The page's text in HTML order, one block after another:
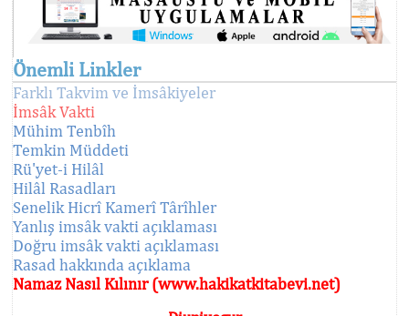
Önemli Linkler
Farklı Takvim ve İmsâkiyeler
İmsâk Vakti
Mühim Tenbîh
Temkin Müddeti
Rü'yet-i Hilâl
Hilâl Rasadları
Senelik Hicrî Kamerî Târîhler
Yanlış imsâk vakti açıklaması
Doğru imsâk vakti açıklaması
Rasad hakkında açıklama
Namaz Nasıl Kılınır (www.hakikatkitabevi.net)